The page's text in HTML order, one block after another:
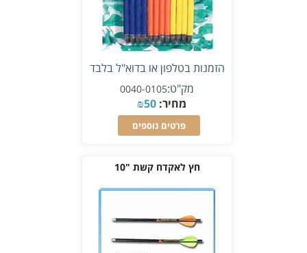
הזמנות בטלפון או בדוא"ל בלבד
מק"ט:0040-0105
מחיר: ₪50
פרטים נוספים
חץ לאקדח קשת "10